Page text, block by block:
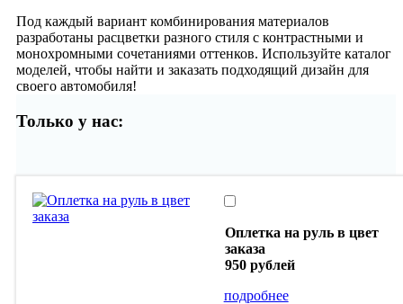
Под каждый вариант комбинирования материалов
разработаны расцветки разного стиля с контрастными и
монохромными сочетаниями оттенков. Используйте каталог
моделей, чтобы найти и заказать подходящий дизайн для
своего автомобиля!
Только у нас:
Оплетка на руль в цвет
заказа
950 рублей
подробнее